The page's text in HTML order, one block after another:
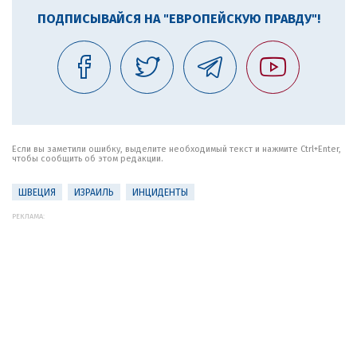
ПОДПИСЫВАЙСЯ НА "ЕВРОПЕЙСКУЮ ПРАВДУ"!
Если вы заметили ошибку, выделите необходимый текст и нажмите Ctrl+Enter,
чтобы сообщить об этом редакции.
ШВЕЦИЯ ИЗРАИЛЬ ИНЦИДЕНТЫ
РЕКЛАМА: